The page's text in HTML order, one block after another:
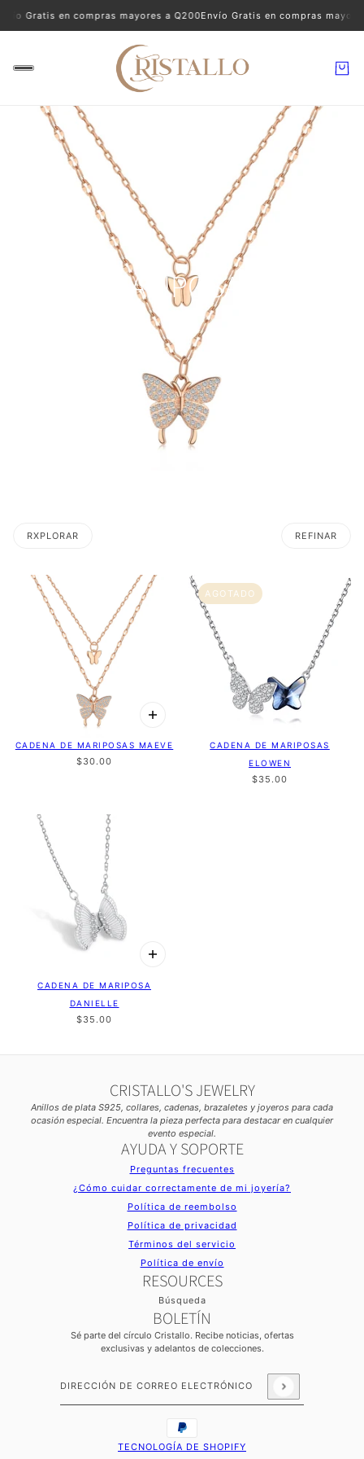
Gratis en compras mayores a Q200Envío Gratis en compras
MARIPOSAS
RXPLORAR REFINAR
CADENA DE MARIPOSAS MAEVE
$30.00
AGOTADO
CADENA DE MARIPOSAS
ELOWEN
$35.00
CADENA DE MARIPOSA
DANIELLE
$35.00
CRISTALLO'S JEWELRY
Anillos de plata S925, collares, cadenas, brazaletes y joyeros para cada
ocasión especial. Encuentra la pieza perfecta para destacar en cualquier
evento especial.
AYUDA Y SOPORTE
Preguntas frecuentes
¿Cómo cuidar correctamente de mi joyería?
Política de reembolso
Política de privacidad
Términos del servicio
Política de envío
RESOURCES
Búsqueda
BOLETÍN
Sé parte del círculo Cristallo. Recibe noticias, ofertas
exclusivas y adelantos de colecciones.
Dirección de correo electrónico
Este sitio está protegido por hCaptcha y se aplican
TECNOLOGÍA DE SHOPIFY